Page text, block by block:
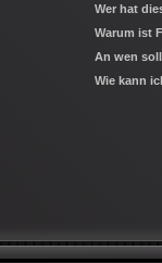
Wer hat
Warum ist
An wen
Wie kann